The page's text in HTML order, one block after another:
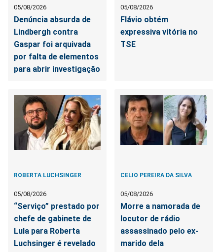
05/08/2026
Denúncia absurda de
Lindbergh contra
Gaspar foi arquivada
por falta de elementos
para abrir investigação
05/08/2026
Flávio obtém
expressiva vitória no
TSE
ROBERTA LUCHSINGER
05/08/2026
“Serviço” prestado por
chefe de gabinete de
Lula para Roberta
Luchsinger é revelado
CELIO PEREIRA DA SILVA
05/08/2026
Morre a namorada de
locutor de rádio
assassinado pelo ex-
marido dela